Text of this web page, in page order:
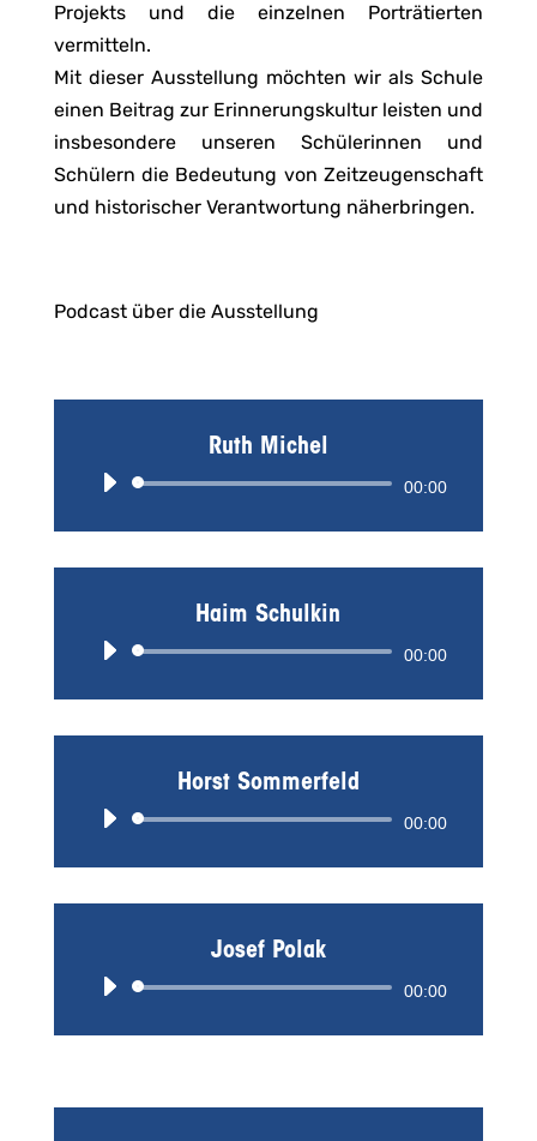
Projekts und die einzelnen Porträtierten
vermitteln.
Mit dieser Ausstellung möchten wir als Schule
einen Beitrag zur Erinnerungskultur leisten und
insbesondere unseren Schülerinnen und
Schülern die Bedeutung von Zeitzeugenschaft
und historischer Verantwortung näherbringen.
Podcast über die Ausstellung
Ruth Michel
Audio-
00:00
Haim Schulkin
Audio-
00:00
Horst Sommerfeld
Audio-
00:00
Josef Polak
Audio-
00:00